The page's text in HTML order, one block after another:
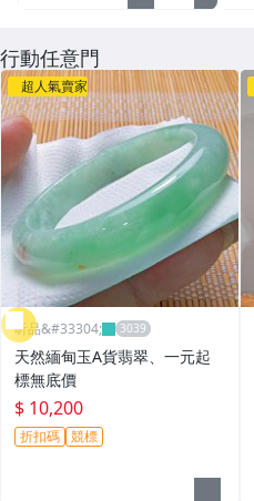
行動任意門
超人氣賣家
昕品&#33304;
天然緬甸玉A貨翡翠、一元起
標無底價
$ 10,200
折扣碼 競標